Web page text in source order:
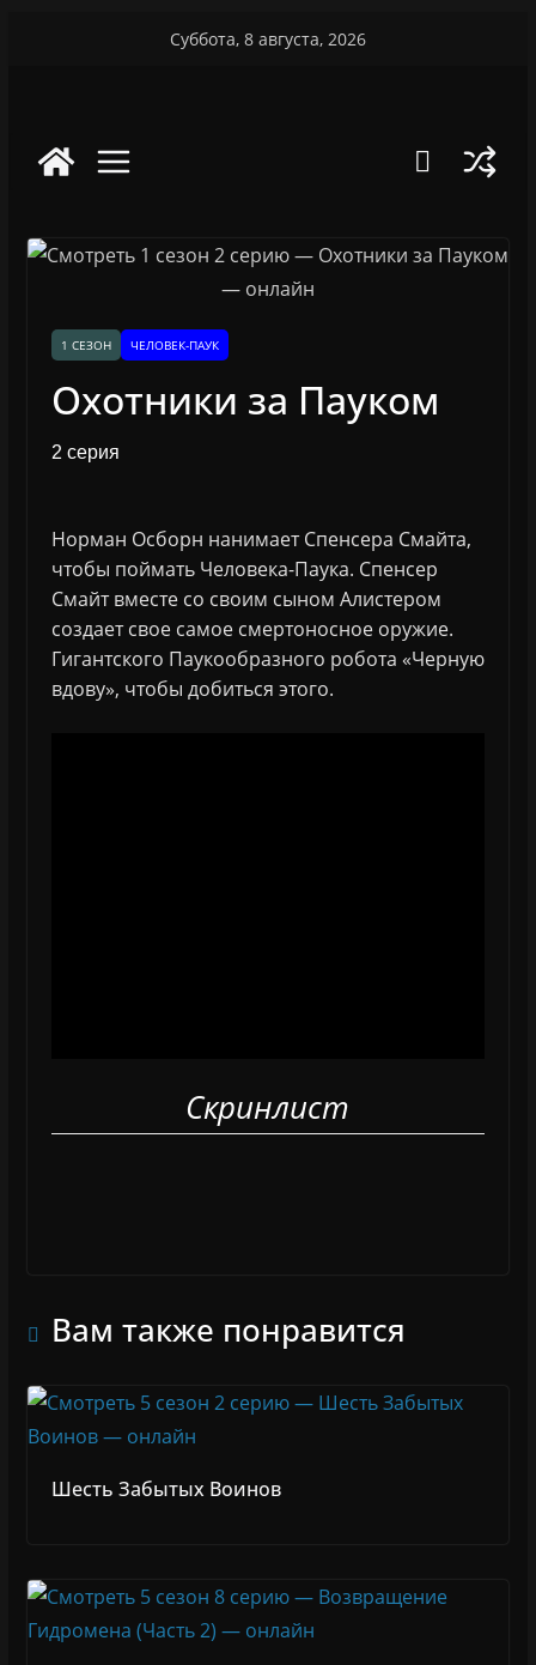
Суббота, 8 августа, 2026
1 СЕЗОН ЧЕЛОВЕК-ПАУК
Охотники за Пауком
2 серия
Норман Осборн нанимает Спенсера Смайта,
чтобы поймать Человека-Паука. Спенсер
Смайт вместе со своим сыном Алистером
создает свое самое смертоносное оружие.
Гигантского Паукообразного робота «Черную
вдову», чтобы добиться этого.
Скринлист
Вам также понравится
Шесть Забытых Воинов